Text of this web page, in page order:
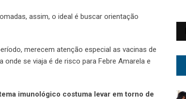
assim, o ideal é buscar orientação
merecem atenção especial as vacinas de
onde se viaja é de risco para Febre Amarela e
imunológico costuma levar em torno de